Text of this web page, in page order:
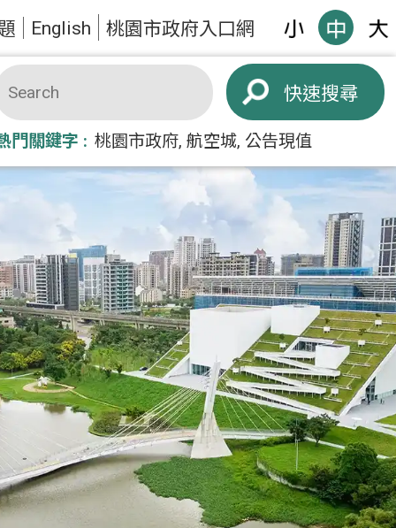
English 桃園市政府入口網
搜尋
門關鍵字 桃園市政府 航空城 公告現值